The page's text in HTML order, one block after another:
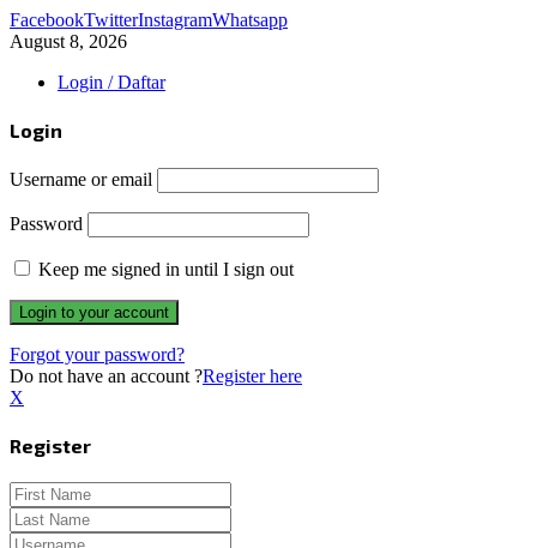
FacebookTwitterInstagramWhatsapp
August 8, 2026
Login / Daftar
Login
Username or email
Password
Keep me signed in until I sign out
Forgot your password?
Do not have an account ?Register here
X
Register